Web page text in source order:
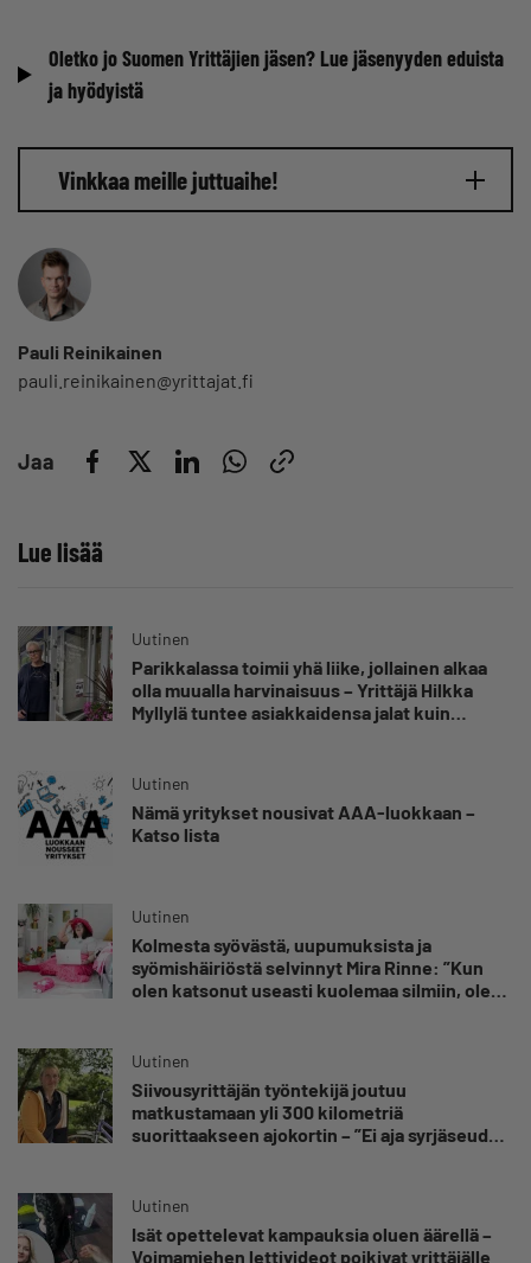
Oletko jo Suomen Yrittäjien jäsen? Lue jäsenyyden eduista
ja hyödyistä
Vinkkaa meille juttuaihe!
Pauli Reinikainen
pauli.reinikainen@yrittajat.fi
Jaa
Lue lisää
Uutinen
Parikkalassa toimii yhä liike, jollainen alkaa
olla muualla harvinaisuus – Yrittäjä Hilkka
Myllylä tuntee asiakkaidensa jalat kuin
Uutinen
Nämä yritykset nousivat AAA-luokkaan –
Katso lista
Uutinen
Kolmesta syövästä, uupumuksista ja
syömishäiriöstä selvinnyt Mira Rinne: ”Kun
olen katsonut useasti kuolemaa silmiin, olen
Uutinen
Siivousyrittäjän työntekijä joutuu
matkustamaan yli 300 kilometriä
suorittaakseen ajokortin – ”Ei aja syrjäseudun
Uutinen
Isät opettelevat kampauksia oluen äärellä –
Voimamiehen lettivideot poikivat yrittäjälle